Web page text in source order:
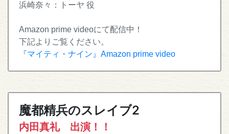
浜崎奈々：トーヤ 役
Amazon prime videoにて配信中！
下記よりご覧ください。
『マイティ・ナイン』Amazon prime video
魔都精兵のスレイブ2
内田真礼 出演！！